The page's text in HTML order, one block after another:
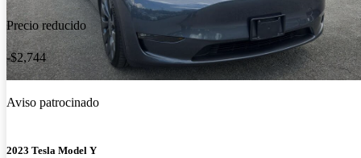
Precio reducido
-$2,744
Aviso patrocinado
2023 Tesla Model Y